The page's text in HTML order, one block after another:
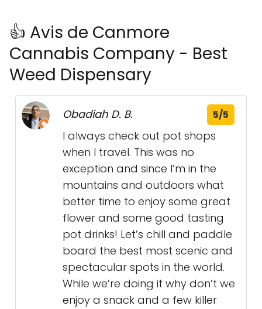
👍 Avis de Canmore
Cannabis Company - Best
Weed Dispensary
Obadiah D. B. 5/5
I always check out pot shops
when I travel. This was no
exception and since I’m in the
mountains and outdoors what
better time to enjoy some great
flower and some good tasting
pot drinks! Let’s chill and paddle
board the best most scenic and
spectacular spots in the world.
While we’re doing it why don’t we
enjoy a snack and a few killer